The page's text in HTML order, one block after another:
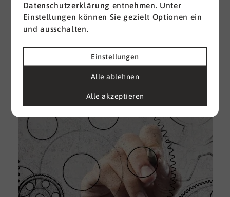
Datenschutzerklärung entnehmen. Unter
Einstellungen können Sie gezielt Optionen ein
und ausschalten.
Einstellungen
Alle ablehnen
Alle akzeptieren